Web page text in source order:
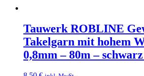
Tauwerk ROBLINE
Takelgarn mit hohem
0,8mm – 80m –